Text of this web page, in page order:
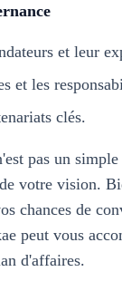
et leur
et les
clés.
pas un
votre vision.
chances de
peut vous
d'affaires.